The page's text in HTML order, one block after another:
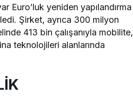
Euro’luk yeniden yapılandırma
Şirket, ayrıca 300 milyon
413 bin çalışanıyla mobilite,
teknolojileri alanlarında